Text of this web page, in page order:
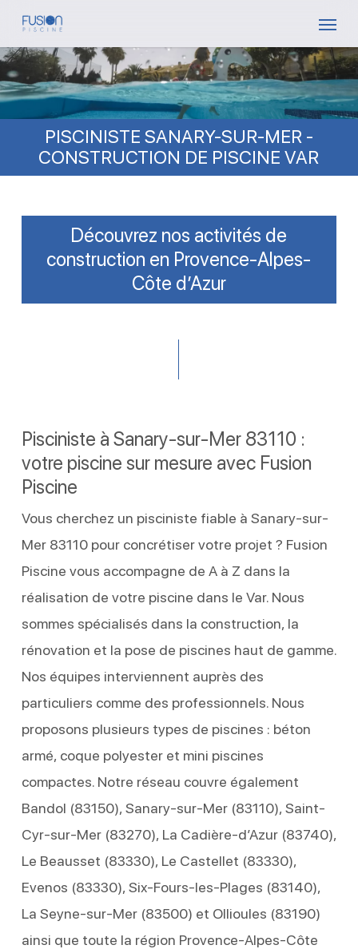
Skip
main
content
PISCINISTE SANARY-SUR-MER -
CONSTRUCTION DE PISCINE VAR
Découvrez nos activités de
construction en Provence-Alpes-
Côte d’Azur
Pisciniste à Sanary-sur-Mer 83110 :
votre piscine sur mesure avec Fusion
Piscine
Vous cherchez un pisciniste fiable à Sanary-sur-
Mer 83110 pour concrétiser votre projet ? Fusion
Piscine vous accompagne de A à Z dans la
réalisation de votre piscine dans le Var. Nous
sommes spécialisés dans la construction, la
rénovation et la pose de piscines haut de gamme.
Nos équipes interviennent auprès des
particuliers comme des professionnels. Nous
proposons plusieurs types de piscines : béton
armé, coque polyester et mini piscines
compactes. Notre réseau couvre également
Bandol (83150), Sanary-sur-Mer (83110), Saint-
Cyr-sur-Mer (83270), La Cadière-d’Azur (83740),
Le Beausset (83330), Le Castellet (83330),
Evenos (83330), Six-Fours-les-Plages (83140),
La Seyne-sur-Mer (83500) et Ollioules (83190)
ainsi que toute la région Provence-Alpes-Côte